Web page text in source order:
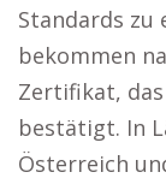
Standards zu
bekommen
Zertifikat,
bestätigt. In
Österreich